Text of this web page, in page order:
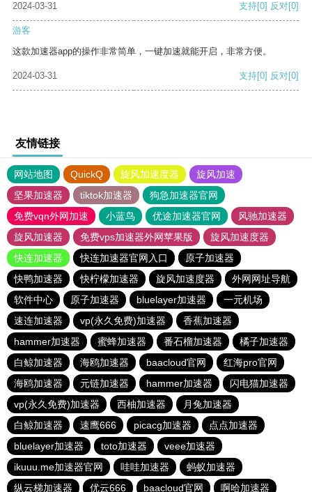
2024-03-31
支持[0] 反对[0]
游客
这款加速器app的操作非常简单，一键加速就能开启，非常方便。
2024-03-31 支持[0] 反对[0]
友情链接
网站地图 QuickQ 旋风加速度器
旋风加速
坚果加速器
tiktok加速器
狗急加速器官网
免费vqn外网加速
小蓝鸟 优途加速器官网
风驰加速器
旋风加速器
免费vps加速器外网苹果版
旋风加速度器
快连加速器
快连加速器官网入口
原子加速器
快鸭加速器
快柠檬加速器 旋风加速度器
外网网址导航
软件中心
原子加速器 bluelayer加速器
一元机场
速连加速器
vp(永久免费)加速器
香蕉加速器
hammer加速器
蜜蜂加速器 番石榴加速器
橘子加速器
白鲸加速器
海鸥加速器 baacloud官网
红海pro官网
海鸥加速器
元链加速器 hammer加速器
闪电猫加速器
vp(永久免费)加速器
西柚加速器
月兔加速器
白鲸加速器
速鹰666 picacg加速器
点点加速器
bluelayer加速器
toto加速器
veee加速器
ikuuu.me加速器官网
哇哇加速器
蚂蚁加速器
纵云梯加速器
优云666 baacloud官网 啊哈加速器